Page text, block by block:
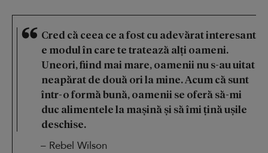
Cred că ceea ce a fost cu adevărat interesant
e modul în care te tratează alți oameni.
Uneori, fiind mai mare, oamenii nu s-au uitat
neapărat de două ori la mine. Acum că sunt
într-o formă bună, oamenii se oferă să-mi
duc alimentele la mașină și să îmi țină ușile
deschise.
– Rebel Wilson